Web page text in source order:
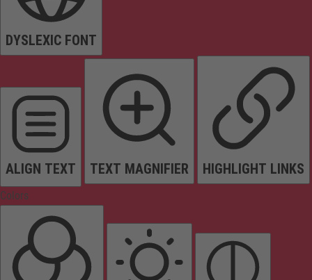
DYSLEXIC FONT
ALIGN TEXT TEXT MAGNIFIER HIGHLIGHT LINKS
Colors